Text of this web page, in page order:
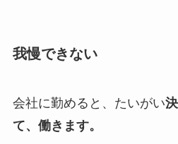
我慢できない
会社に勤めると、たいがい
て、働きます。